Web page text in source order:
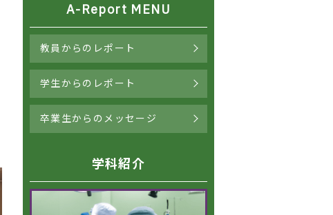
A-Report MENU
教員からのレポート
学生からのレポート
卒業生からのメッセージ
学科紹介